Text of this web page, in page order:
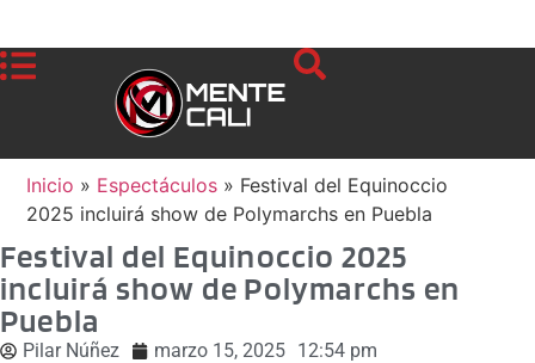
Inicio » Espectáculos » Festival del Equinoccio
2025 incluirá show de Polymarchs en Puebla
Festival del Equinoccio 2025
incluirá show de Polymarchs en
Puebla
Pilar Núñez marzo 15, 2025 12:54 pm